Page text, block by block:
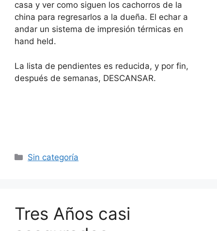
casa y ver como siguen los cachorros de la
china para regresarlos a la dueña. El echar a
andar un sistema de impresión térmicas en
hand held.
La lista de pendientes es reducida, y por fin,
después de semanas, DESCANSAR.
Categorías
Sin categoría
Tres Años casi